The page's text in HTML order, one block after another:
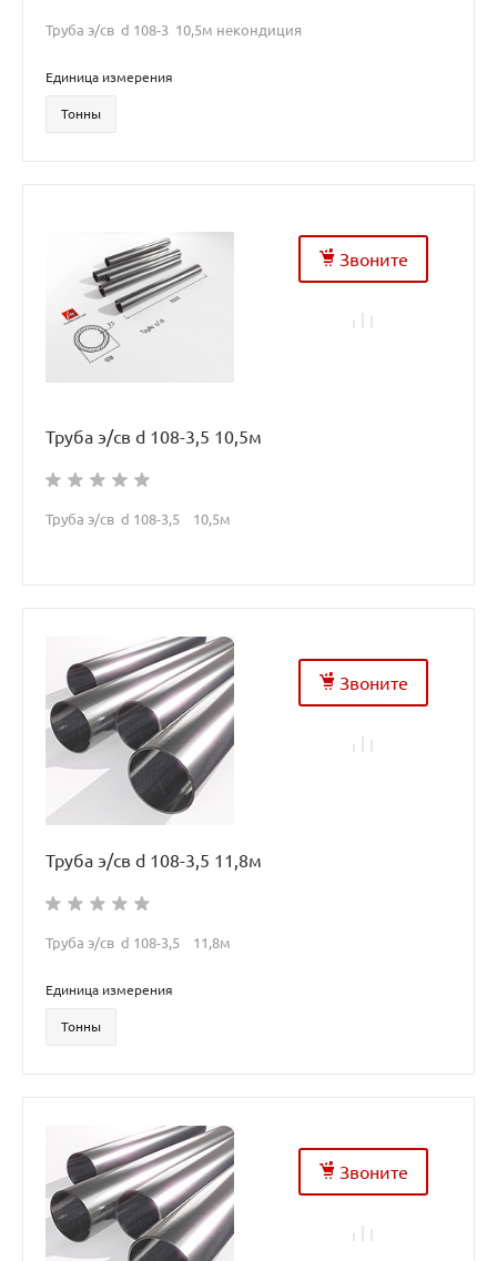
Труба э/св d 108-3 10,5м некондиция
Единица измерения
Тонны
Звоните
Труба э/св d 108-3,5 10,5м
Труба э/св d 108-3,5 10,5м
Звоните
Труба э/св d 108-3,5 11,8м
Труба э/св d 108-3,5 11,8м
Единица измерения
Тонны
Звоните